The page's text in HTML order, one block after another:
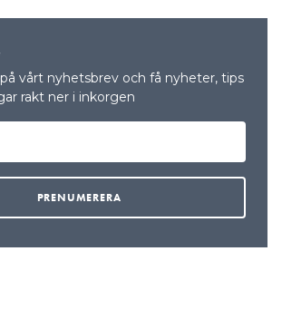
vårt nyhetsbrev och få nyheter, tips
rakt ner i inkorgen